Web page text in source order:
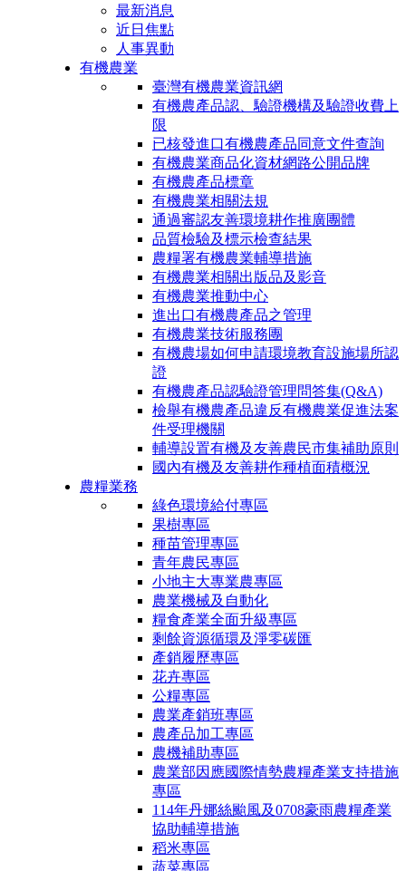
最新消息
近日焦點
人事異動
有機農業
臺灣有機農業資訊網
有機農產品認、驗證機構及驗證收費上
限
已核發進口有機農產品同意文件查詢
有機農業商品化資材網路公開品牌
有機農產品標章
有機農業相關法規
通過審認友善環境耕作推廣團體
品質檢驗及標示檢查結果
農糧署有機農業輔導措施
有機農業相關出版品及影音
有機農業推動中心
進出口有機農產品之管理
有機農業技術服務團
有機農場如何申請環境教育設施場所認
證
有機農產品認驗證管理問答集(Q&A)
檢舉有機農產品違反有機農業促進法案
件受理機關
輔導設置有機及友善農民市集補助原則
國內有機及友善耕作種植面積概況
農糧業務
綠色環境給付專區
果樹專區
種苗管理專區
青年農民專區
小地主大專業農專區
農業機械及自動化
糧食產業全面升級專區
剩餘資源循環及淨零碳匯
產銷履歷專區
花卉專區
公糧專區
農業產銷班專區
農產品加工專區
農機補助專區
農業部因應國際情勢農糧產業支持措施
專區
114年丹娜絲颱風及0708豪雨農糧產業
協助輔導措施
稻米專區
蔬菜專區